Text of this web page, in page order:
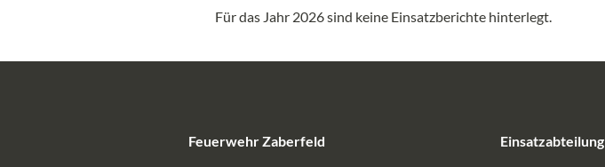
Für das Jahr 2026 sind keine Einsatzberichte hinterlegt.
Feuerwehr Zaberfeld Einsatzabteilung